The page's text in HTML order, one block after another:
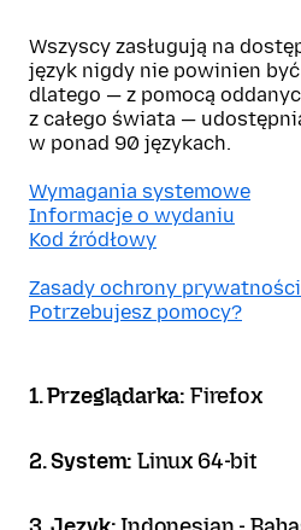
Wszyscy zasługują na
język nigdy nie powinien być
dlatego — z pomocą
z całego świata —
w ponad 90 językach.
Wymagania systemowe
Informacje o wydaniu
Kod źródłowy
Zasady ochrony
Potrzebujesz pomocy?
1. Przeglądarka: Firefox
2. System:Linux 64-bit